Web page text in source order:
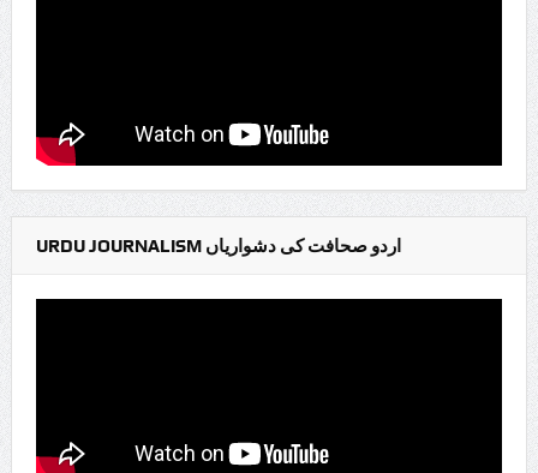
URDU JOURNALISM اردو صحافت کی دشواریاں